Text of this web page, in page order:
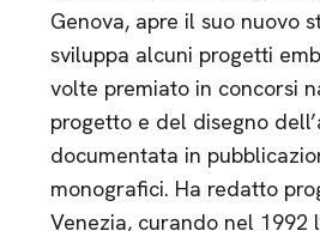
Genova, apre il suo nuovo
sviluppa alcuni progetti
volte premiato in concorsi
progetto e del disegno
documentata in
monografici. Ha redatto
Venezia, curando nel 1992